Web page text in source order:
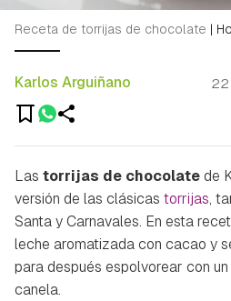
Karlos Arguiñano
Receta de torrijas de chocolate |
Las torrijas de chocolatede
versión de las clásicas torrijas,
Santa y Carnavales. En esta
leche aromatizada con cacao y
para después espolvorear con
canela.